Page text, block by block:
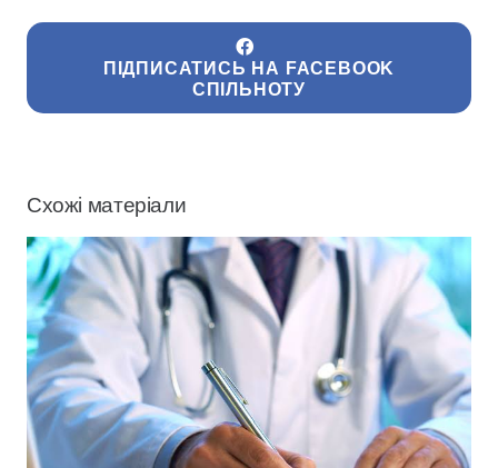
ПІДПИСАТИСЬ НА FACEBOOK
СПІЛЬНОТУ
Схожі матеріали